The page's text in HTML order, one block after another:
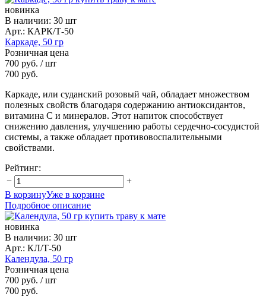
новинка
В наличии: 30 шт
Арт.: КАРК/Т-50
Каркаде, 50 гр
Розничная цена
700 руб. / шт
700 руб.
Каркаде, или суданский розовый чай, обладает множеством
полезных свойств благодаря содержанию антиоксидантов,
витамина С и минералов. Этот напиток способствует
снижению давления, улучшению работы сердечно-сосудистой
системы, а также обладает противовоспалительными
свойствами.
Рейтинг:
−
+
В корзинуУже в корзине
Подробное описание
новинка
В наличии: 30 шт
Арт.: КЛ/Т-50
Календула, 50 гр
Розничная цена
700 руб. / шт
700 руб.